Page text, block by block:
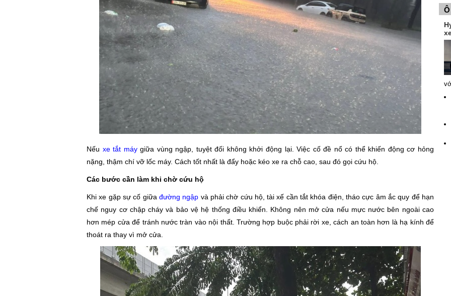
Nếu xe tắt máygiữa vùng ngập, tuyệt đối không khởi động lại. Việc cố đề nổ có thể khiến động cơ hỏng
nặng, thậm chí vỡ lốc máy. Cách tốt nhất là đẩy hoặc kéo xe ra chỗ cao, sau đó gọi cứu hộ.
Các bước cần làm khi chờ cứu hộ
Khi xe gặp sự cố giữa đường ngập và phải chờ cứu hộ, tài xế cần tắt khóa điện, tháo cực âm ắc quy để hạn
chế nguy cơ chập cháy và bảo vệ hệ thống điều khiển. Không nên mở cửa nếu mực nước bên ngoài cao
hơn mép cửa để tránh nước tràn vào nội thất. Trường hợp buộc phải rời xe, cách an toàn hơn là hạ kính để
thoát ra thay vì mở cửa.